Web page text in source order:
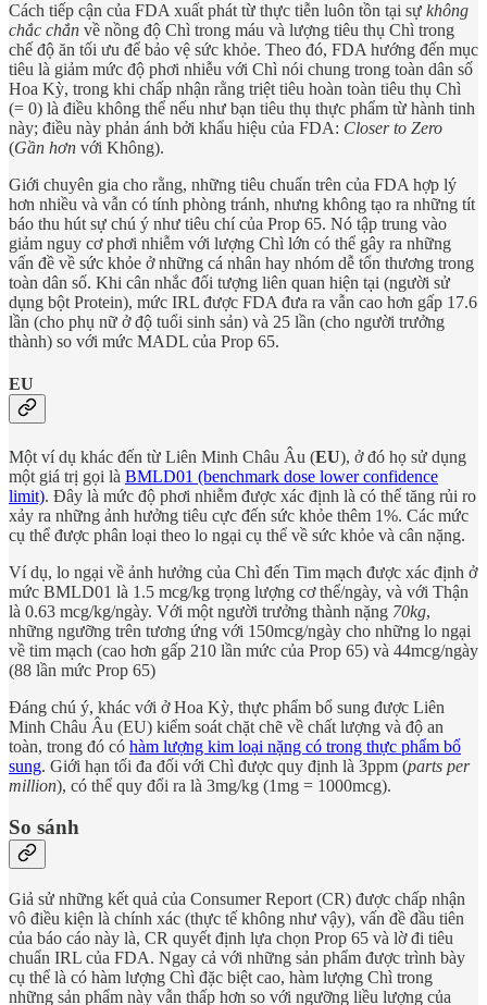
Cách tiếp cận của FDA xuất phát từ thực tiễn luôn tồn tại sự không
chắc chắn về nồng độ Chì trong máu và lượng tiêu thụ Chì trong
chế độ ăn tối ưu để bảo vệ sức khỏe. Theo đó, FDA hướng đến mục
tiêu là giảm mức độ phơi nhiễu với Chì nói chung trong toàn dân số
Hoa Kỳ, trong khi chấp nhận rằng triệt tiêu hoàn toàn tiêu thụ Chì
(= 0) là điều không thể nếu như bạn tiêu thụ thực phẩm từ hành tinh
này; điều này phản ánh bởi khẩu hiệu của FDA: Closer to Zero
(Gần hơn với Không).
Giới chuyên gia cho rằng, những tiêu chuẩn trên của FDA hợp lý
hơn nhiều và vẫn có tính phòng tránh, nhưng không tạo ra những tít
báo thu hút sự chú ý như tiêu chí của Prop 65. Nó tập trung vào
giảm nguy cơ phơi nhiễm với lượng Chì lớn có thể gây ra những
vấn đề về sức khỏe ở những cá nhân hay nhóm dễ tổn thương trong
toàn dân số. Khi cân nhắc đối tượng liên quan hiện tại (người sử
dụng bột Protein), mức IRL được FDA đưa ra vẫn cao hơn gấp 17.6
lần (cho phụ nữ ở độ tuổi sinh sản) và 25 lần (cho người trưởng
thành) so với mức MADL của Prop 65.
EU
Một ví dụ khác đến từ Liên Minh Châu Âu (EU), ở đó họ sử dụng
một giá trị gọi là BMLD01 (benchmark dose lower confidence
limit). Đây là mức độ phơi nhiễm được xác định là có thể tăng rủi ro
xảy ra những ảnh hưởng tiêu cực đến sức khỏe thêm 1%. Các mức
cụ thể được phân loại theo lo ngại cụ thể về sức khỏe và cân nặng.
Ví dụ, lo ngại về ảnh hưởng của Chì đến Tim mạch được xác định ở
mức BMLD01 là 1.5 mcg/kg trọng lượng cơ thể/ngày, và với Thận
là 0.63 mcg/kg/ngày. Với một người trưởng thành nặng 70kg,
những ngưỡng trên tương ứng với 150mcg/ngày cho những lo ngại
về tim mạch (cao hơn gấp 210 lần mức của Prop 65) và 44mcg/ngày
(88 lần mức Prop 65)
Đáng chú ý, khác với ở Hoa Kỳ, thực phẩm bổ sung được Liên
Minh Châu Âu (EU) kiểm soát chặt chẽ về chất lượng và độ an
toàn, trong đó có hàm lượng kim loại nặng có trong thực phẩm bổ
sung. Giới hạn tối đa đối với Chì được quy định là 3ppm (parts per
million), có thể quy đổi ra là 3mg/kg (1mg = 1000mcg).
So sánh
Giả sử những kết quả của Consumer Report (CR) được chấp nhận
vô điều kiện là chính xác (thực tế không như vậy), vấn đề đầu tiên
của báo cáo này là, CR quyết định lựa chọn Prop 65 và lờ đi tiêu
chuẩn IRL của FDA. Ngay cả với những sản phẩm được trình bày
cụ thể là có hàm lượng Chì đặc biệt cao, hàm lượng Chì trong
những sản phẩm này vẫn thấp hơn so với ngưỡng liều lượng của